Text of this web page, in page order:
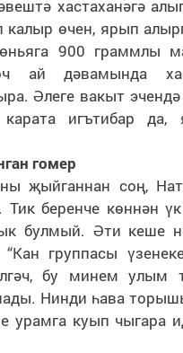
хастаханәгә
калыр өчен, ярып
900 граммлы
ай дәвамында
Әлеге вакыт эчендә
игътибар да,
гомер
җыйганнан соң,
Тик беренче көннән
булмый. Әти кеше
группасы
бу минем улым
Нинди һава
урамга куып чыгара